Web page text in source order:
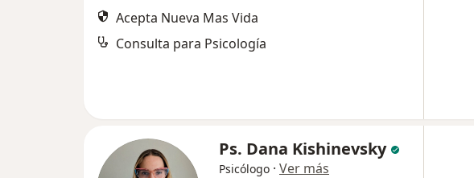
Acepta Nueva Mas Vida
Consulta para Psicología
Ps. Dana Kishinevsky
Psicólogo · Ver más